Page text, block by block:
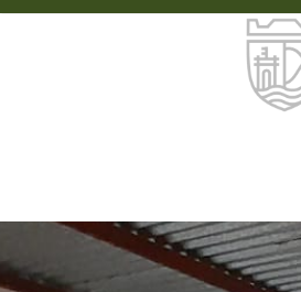
TALLER GRATUITO
Y MANTENIMIENTO DE